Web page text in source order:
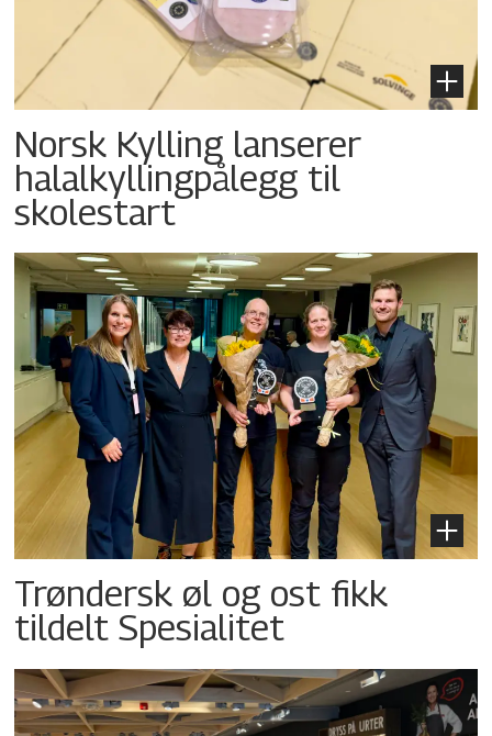
Norsk Kylling lanserer
halalkyllingpålegg til
skolestart
Trøndersk øl og ost fikk
tildelt Spesialitet